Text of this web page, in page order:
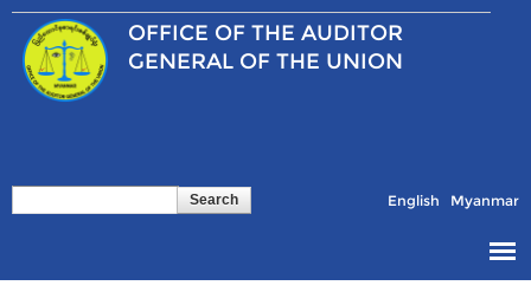
Skip to
main
content
OFFICE OF THE AUDITOR
GENERAL OF THE UNION
Search form English Myanmar